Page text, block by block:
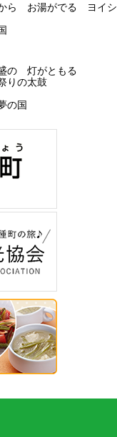
ら お湯がでる ヨイシ
の 灯がともる
の太鼓
の国